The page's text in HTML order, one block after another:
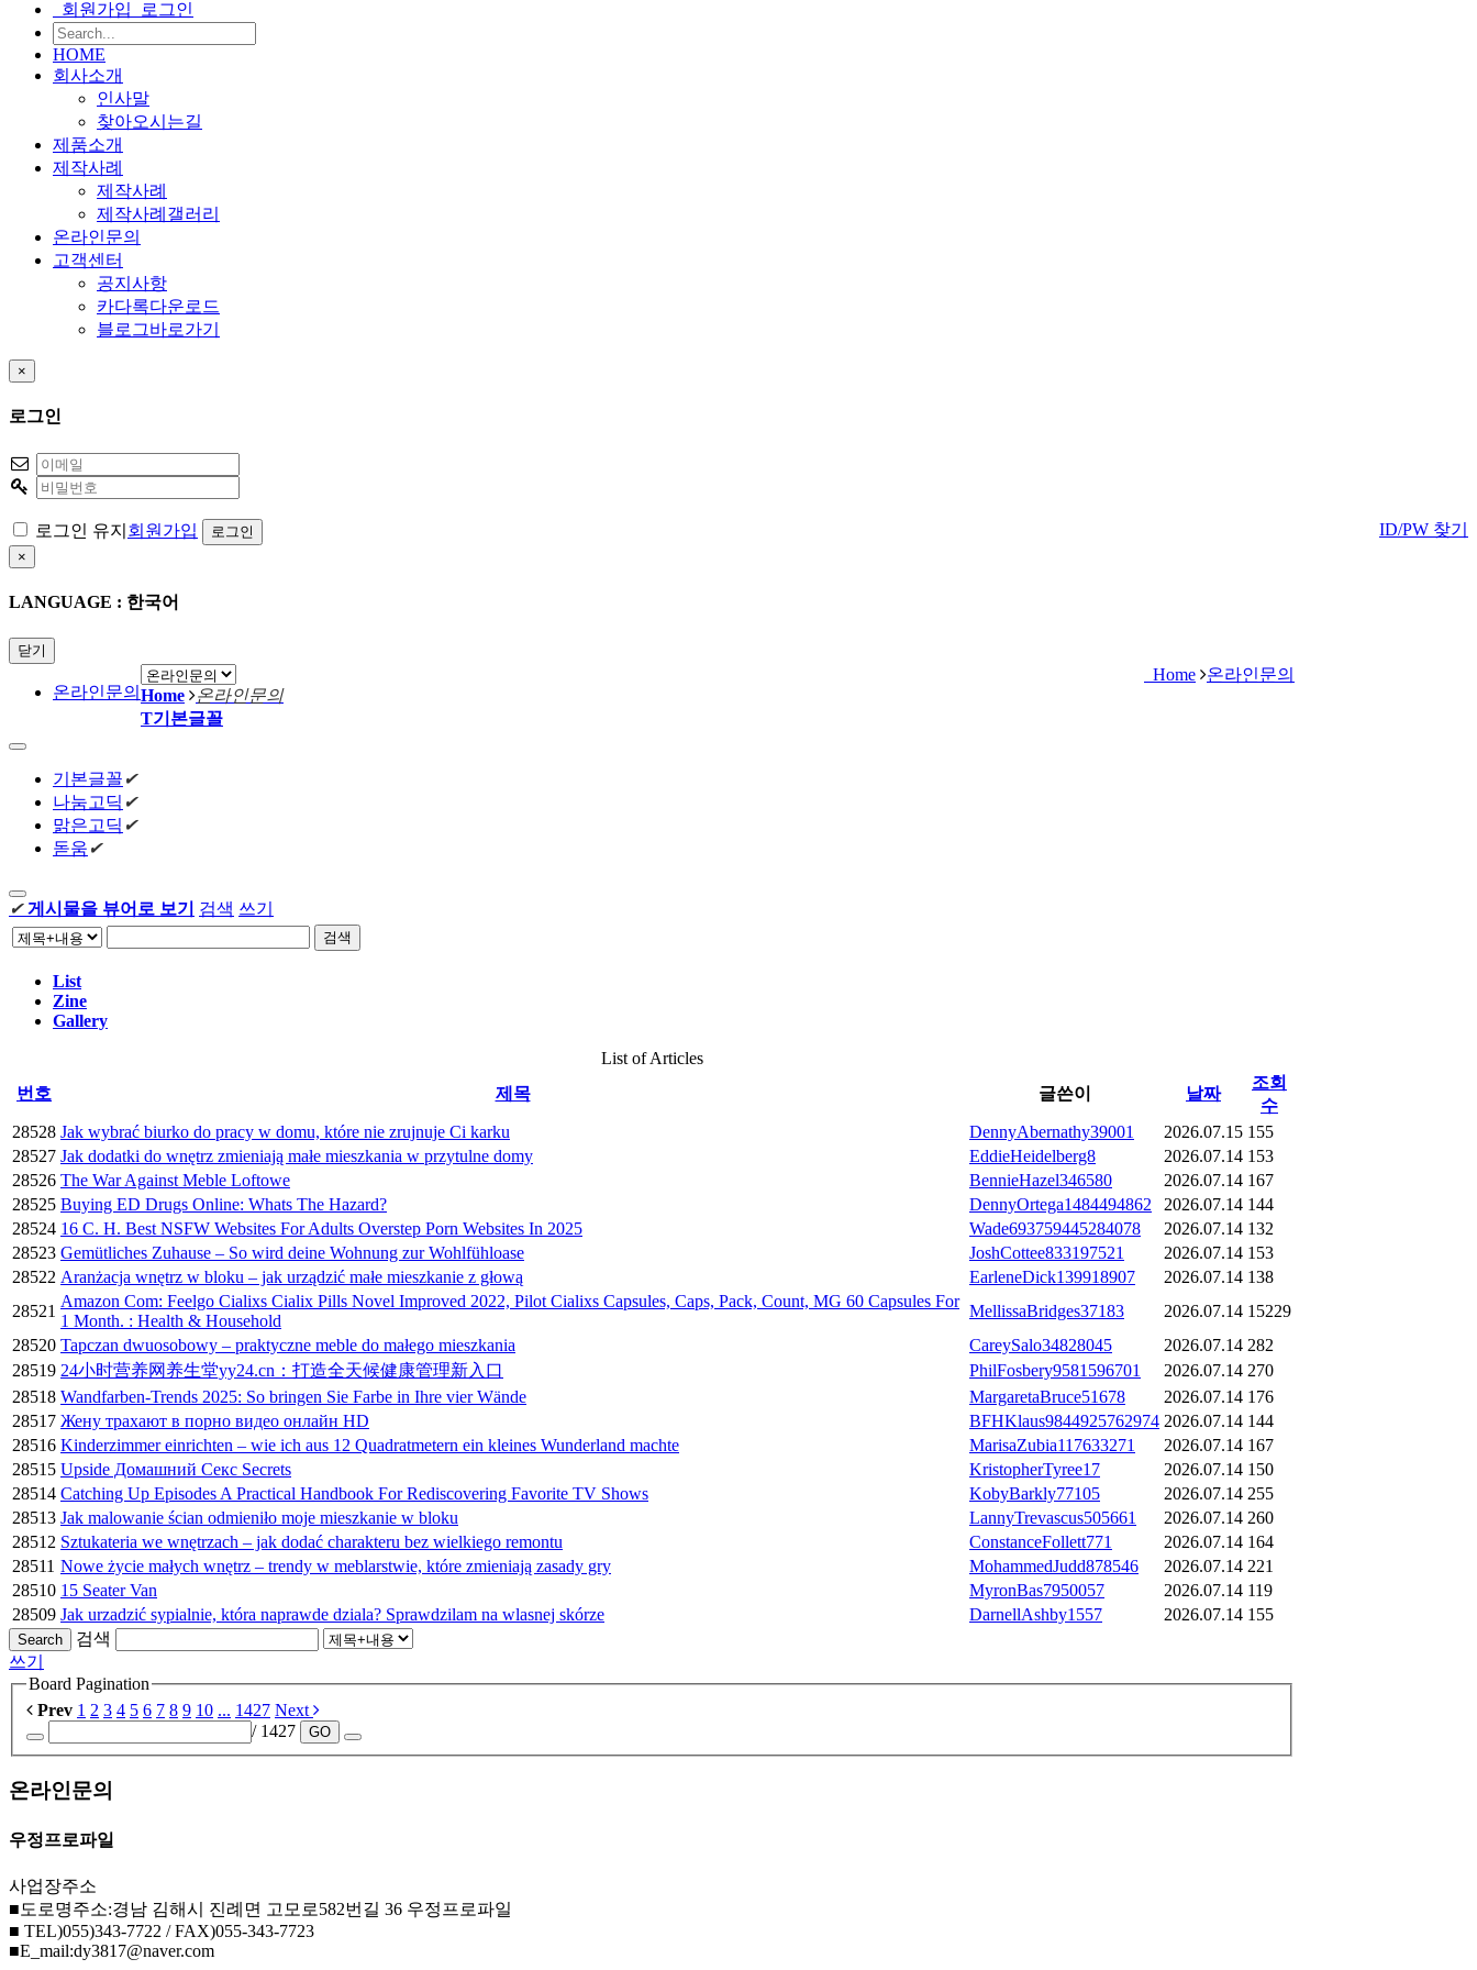
회원가입 로그인
HOME
회사소개
인사말
찾아오시는길
제품소개
제작사례
제작사례
제작사례갤러리
온라인문의
고객센터
공지사항
카다록다운로드
블로그바로가기
×
로그인
로그인 유지 ID/PW 찾기
회원가입
×
LANGUAGE : 한국어
닫기
온라인문의
Home
온라인문의
Home
온라인문의
T기본글꼴
기본글꼴 ✔
나눔고딕 ✔
맑은고딕 ✔
돋움 ✔
✔ 게시물을 뷰어로 보기 검색 쓰기
검색
List
Zine
Gallery
List of Articles
번호
제목 글쓴이 날짜
조회
수
28528 Jak wybrać biurko do pracy w domu, które nie zrujnuje Ci karku DennyAbernathy39001 2026.07.15 155
28527 Jak dodatki do wnętrz zmieniają małe mieszkania w przytulne domy EddieHeidelberg8 2026.07.14 153
28526 The War Against Meble Loftowe BennieHazel346580 2026.07.14 167
28525 Buying ED Drugs Online: Whats The Hazard? DennyOrtega1484494862 2026.07.14 144
28524 16 C. H. Best NSFW Websites For Adults Overstep Porn Websites In 2025 Wade693759445284078 2026.07.14 132
28523 Gemütliches Zuhause – So wird deine Wohnung zur Wohlfühloase JoshCottee833197521 2026.07.14 153
28522 Aranżacja wnętrz w bloku – jak urządzić małe mieszkanie z głową EarleneDick139918907 2026.07.14 138
28521
Amazon Com: Feelgo Cialixs Cialix Pills Novel Improved 2022, Pilot Cialixs Capsules, Caps, Pack, Count, MG 60 Capsules For
1 Month. : Health & Household
MellissaBridges37183 2026.07.14 15229
28520 Tapczan dwuosobowy – praktyczne meble do małego mieszkania CareySalo34828045 2026.07.14 282
28519 24小时营养网养生堂yy24.cn：打造全天候健康管理新入口 PhilFosbery9581596701 2026.07.14 270
28518 Wandfarben-Trends 2025: So bringen Sie Farbe in Ihre vier Wände MargaretaBruce51678 2026.07.14 176
28517 Жену трахают в порно видео онлайн HD BFHKlaus9844925762974 2026.07.14 144
28516 Kinderzimmer einrichten – wie ich aus 12 Quadratmetern ein kleines Wunderland machte MarisaZubia117633271 2026.07.14 167
28515 Upside Домашний Секс Secrets KristopherTyree17 2026.07.14 150
28514 Catching Up Episodes A Practical Handbook For Rediscovering Favorite TV Shows KobyBarkly77105 2026.07.14 255
28513 Jak malowanie ścian odmieniło moje mieszkanie w bloku LannyTrevascus505661 2026.07.14 260
28512 Sztukateria we wnętrzach – jak dodać charakteru bez wielkiego remontu ConstanceFollett771 2026.07.14 164
28511 Nowe życie małych wnętrz – trendy w meblarstwie, które zmieniają zasady gry MohammedJudd878546 2026.07.14 221
28510 15 Seater Van MyronBas7950057 2026.07.14 119
28509 Jak urzadzić sypialnie, która naprawde dziala? Sprawdzilam na wlasnej skórze DarnellAshby1557 2026.07.14 155
Search
검색
쓰기
Board Pagination
Prev 1 2 3 4 5 6 7 8 9 10 ... 1427 Next
/ 1427
GO
온라인문의
우정프로파일
사업장주소
■도로명주소:경남 김해시 진례면 고모로582번길 36 우정프로파일
■ TEL)055)343-7722 / FAX)055-343-7723
■E_mail:dy3817@naver.com